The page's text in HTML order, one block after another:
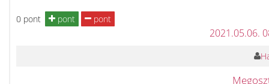
0 pont pont pont
2021.05.06.